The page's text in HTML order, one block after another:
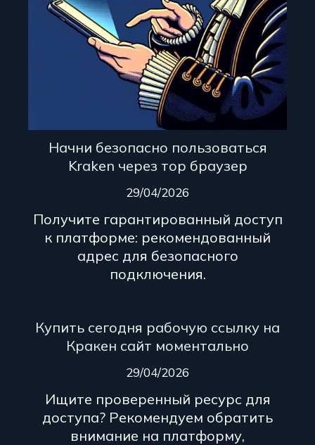
Начни безопасно пользоваться
Kraken через тор браузер
29/04/2026
Получите гарантированный доступ
к платформе: рекомендованный
адрес для безопасного
подключения.
Купить сегодня рабочую ссылку на
Кракен сайт моментально
29/04/2026
Ищите проверенный ресурс для
доступа? Рекомендуем обратить
внимание на платформу,